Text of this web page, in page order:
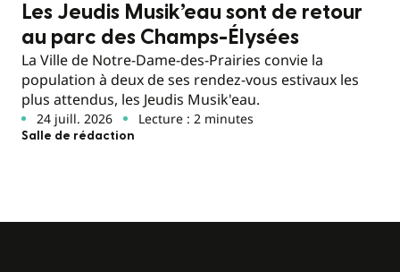
Les Jeudis Musik’eau sont de retour
au parc des Champs-Élysées
La Ville de Notre-Dame-des-Prairies convie la
population à deux de ses rendez-vous estivaux les
plus attendus, les Jeudis Musik'eau.
24 juill. 2026 Lecture : 2 minutes
Salle de rédaction